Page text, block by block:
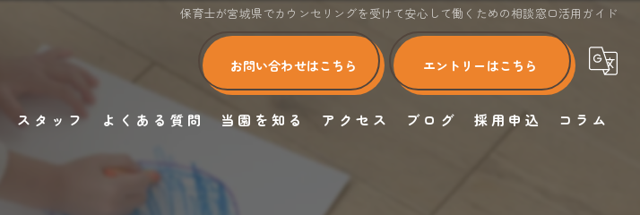
保育士が宮城県でカウンセリングを受けて安心して働くための相談窓口活用ガイド
お問い合わせはこちら エントリーはこちら
スタッフ よくある質問 当園を知る アクセス
Colors カラーズ
ブログ 採用申込 コラム